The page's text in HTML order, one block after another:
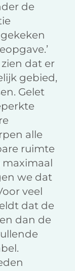
de
dat er
gebied,
Gelet
alle
ruimte
we dat
veel
dat de
dan de